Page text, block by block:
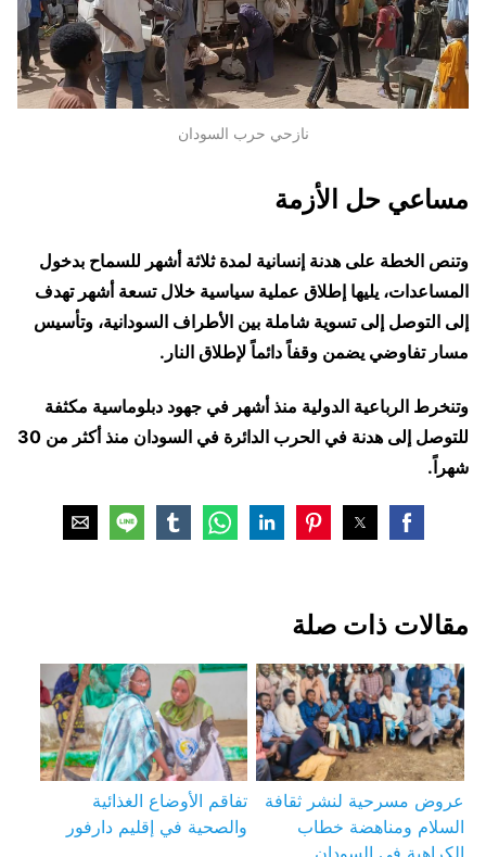
نازحي حرب السودان
مساعي حل الأزمة
وتنص الخطة على هدنة إنسانية لمدة ثلاثة أشهر للسماح بدخول
المساعدات، يليها إطلاق عملية سياسية خلال تسعة أشهر تهدف
إلى التوصل إلى تسوية شاملة بين الأطراف السودانية، وتأسيس
مسار تفاوضي يضمن وقفاً دائماً لإطلاق النار.
وتنخرط الرباعية الدولية منذ أشهر في جهود دبلوماسية مكثفة
للتوصل إلى هدنة في الحرب الدائرة في السودان منذ أكثر من 30
شهراً.
مقالات ذات صلة
عروض مسرحية لنشر ثقافة
السلام ومناهضة خطاب
تفاقم الأوضاع الغذائية
والصحية في إقليم دارفور